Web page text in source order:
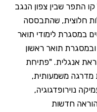
התפר שבין צפון הנגב
חלוצית, שהתבססה
במסגרת לימודי תואר
ובמסגרת תואר ראשון
אנגלית. "פתיחת
מדרגה משמעותית,
נוירופדגוגיה,
חדשות